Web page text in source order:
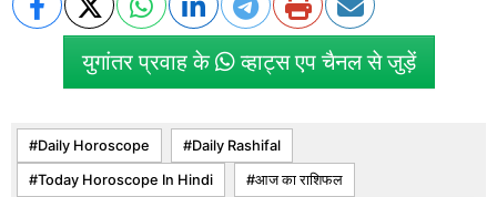
युगांतर प्रवाह के व्हाट्स एप चैनल से जुड़ें
Daily Horoscope Daily Rashifal
Today Horoscope In Hindi आज का राशिफल